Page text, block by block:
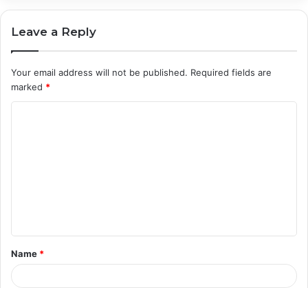
Leave a Reply
Your email address will not be published. Required fields are
marked *
t
*
Name *